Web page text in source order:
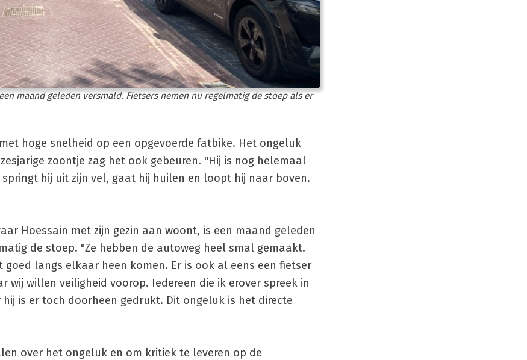
maand geleden versmald. Fietsers nemen nu regelmatig de stoep als er
hoge snelheid op een opgevoerde fatbike. Het ongeluk
zoontje zag het ook gebeuren. "Hij is nog helemaal
hij uit zijn vel, gaat hij huilen en loopt hij naar boven.
Hoessain met zijn gezin aan woont, is een maand geleden
de stoep. "Ze hebben de autoweg heel smal gemaakt.
langs elkaar heen komen. Er is ook al eens een fietser
wij willen veiligheid voorop. Iedereen die ik erover spreek in
is er toch doorheen gedrukt. Dit ongeluk is het directe
over het ongeluk en om kritiek te leveren op de